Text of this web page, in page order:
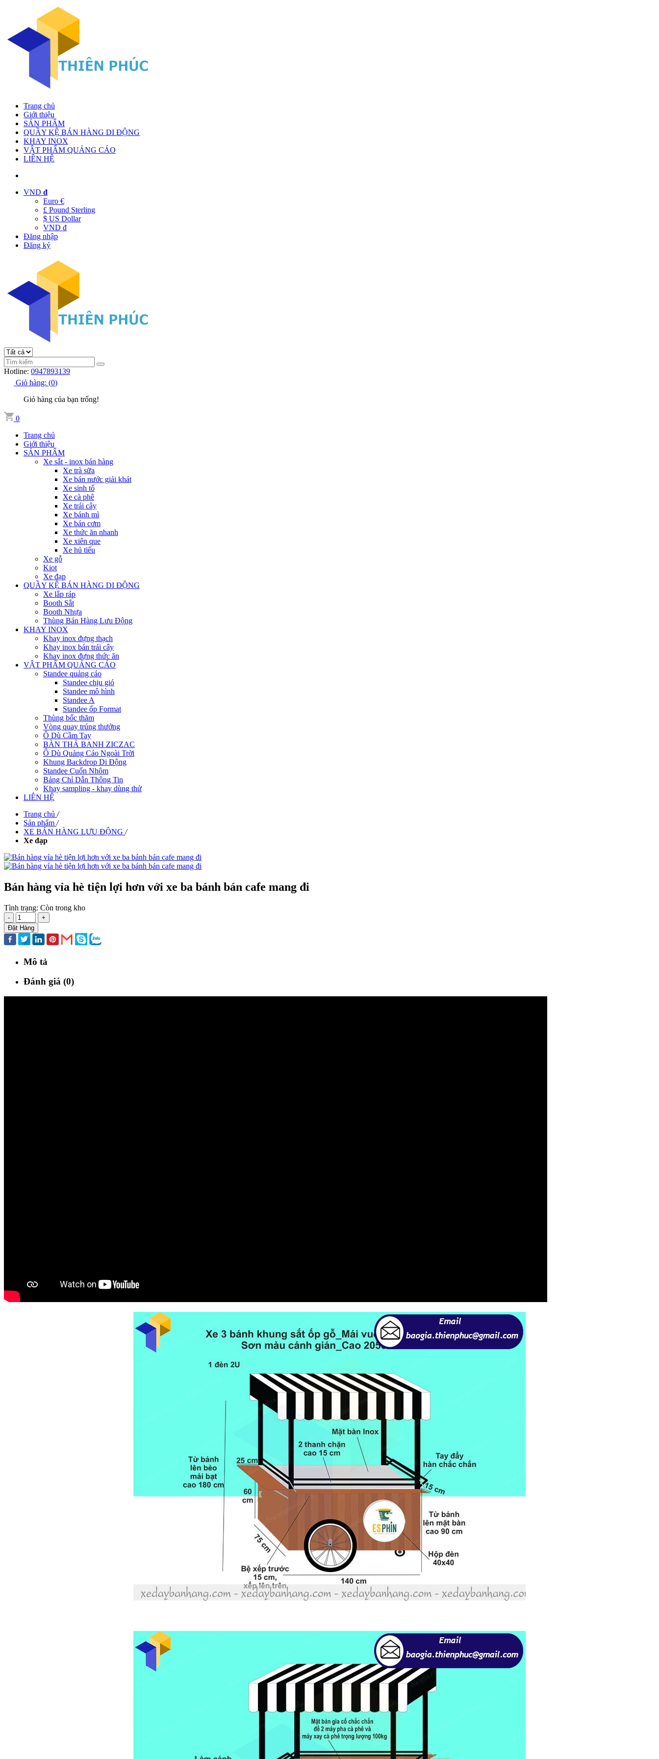
Trang chủ
Giới thiệu
SẢN PHẨM
QUẦY KỆ BÁN HÀNG DI ĐỘNG
KHAY INOX
VẬT PHẨM QUẢNG CÁO
LIÊN HỆ
VND đ
Euro €
£ Pound Sterling
$ US Dollar
VND đ
Đăng nhập
Đăng ký
Hotline: 0947893139
Giỏ hàng: (0)
Giỏ hàng của bạn trống!
0
Trang chủ
Giới thiệu
SẢN PHẨM
Xe sắt - inox bán hàng
Xe trà sữa
Xe bán nước giải khát
Xe sinh tố
Xe cà phê
Xe trái cây
Xe bánh mì
Xe bán cơm
Xe thức ăn nhanh
Xe xiên que
Xe hủ tiếu
Xe gỗ
Kiot
Xe đạp
QUẦY KỆ BÁN HÀNG DI ĐỘNG
Xe lắp ráp
Booth Sắt
Booth Nhựa
Thùng Bán Hàng Lưu Động
KHAY INOX
Khay inox đựng thạch
Khay inox bán trái cây
Khay inox đựng thức ăn
VẬT PHẨM QUẢNG CÁO
Standee quảng cáo
Standee chịu gió
Standee mô hình
Standee A
Standee ốp Format
Thùng bốc thăm
Vòng quay trúng thưởng
Ô Dù Cầm Tay
BÀN THẢ BANH ZICZAC
Ô Dù Quảng Cáo Ngoài Trời
Khung Backdrop Di Động
Standee Cuốn Nhôm
Bảng Chỉ Dẫn Thông Tin
Khay sampling - khay dùng thử
LIÊN HỆ
Trang chủ /
Sản phẩm /
XE BÁN HÀNG LƯU ĐỘNG /
Xe đạp
Bán hàng vỉa hè tiện lợi hơn với xe ba bánh bán cafe mang đi
Tình trạng: Còn trong kho
-
+
Đặt Hàng
Mô tả
Đánh giá (0)